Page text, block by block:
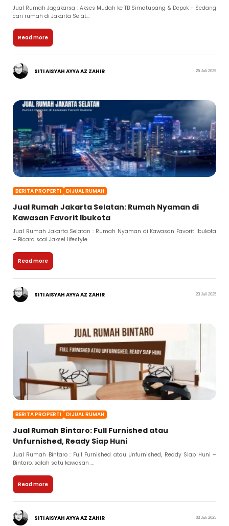
Jual Rumah Jagakarsa : Akses Mudah ke TB Simatupang & Depok – Sedang
cari rumah di Jakarta Selat...
Read more
SITI AISYAH AYYA AZ ZAHIR 25 Juli 2025
BERITA PROPERTI DIJUAL RUMAH
Jual Rumah Jakarta Selatan: Rumah Nyaman di
Kawasan Favorit Ibukota
Jual Rumah Jakarta Selatan : Rumah Nyaman di Kawasan Favorit Ibukota
– Bicara soal Jaksel lifestyle ...
Read more
SITI AISYAH AYYA AZ ZAHIR 23 Juli 2025
BERITA PROPERTI DIJUAL RUMAH
Jual Rumah Bintaro: Full Furnished atau
Unfurnished, Ready Siap Huni
Jual Rumah Bintaro : Full Furnished atau Unfurnished, Ready Siap Huni –
Bintaro, salah satu kawasan ...
Read more
SITI AISYAH AYYA AZ ZAHIR 03 Juli 2025